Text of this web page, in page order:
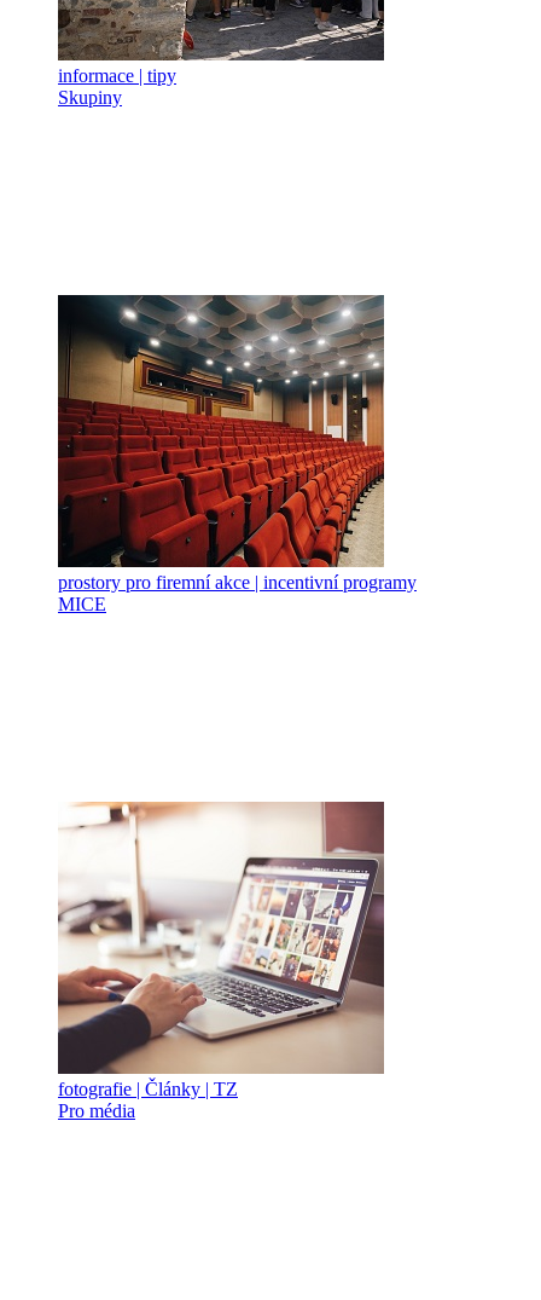
informace | tipy
Skupiny
prostory pro firemní akce | incentivní programy
MICE
fotografie | Články | TZ
Pro média